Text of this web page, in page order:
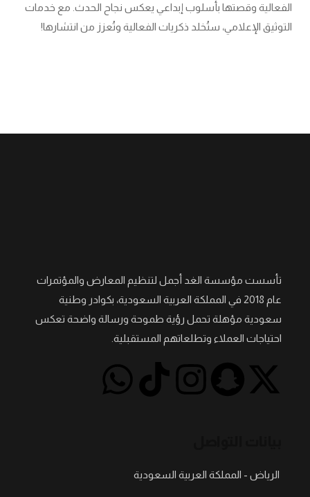
الفعالية وقصتها بأسلوب إبداعي يعكس نجاح الحدث. مع خدمات
التوثيق الإعلامي، ستُخلد ذكريات الفعالية وتُعزز من انتشارها!
تأسست مؤسسة الغد أجمل لتنظيم المعارض والمؤتمرات
عام 2018 في المملكة العربية السعودية، بكوادر وطنية
سعودية مؤهلة تحمل رؤية طموحة ورسالة واضحة تعكس
احتياجات العملاء وتطلعاتهم المستقبلية.
الرياض - المملكة العربية السعودية